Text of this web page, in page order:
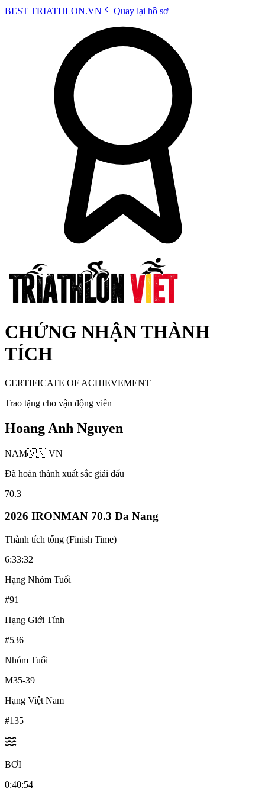
BEST TRIATHLON.VN Quay lại hồ sơ
CHỨNG NHẬN THÀNH
TÍCH
CERTIFICATE OF ACHIEVEMENT
Trao tặng cho vận động viên
Hoang Anh Nguyen
NAM🇻🇳 VN
Đã hoàn thành xuất sắc giải đấu
70.3
2026 IRONMAN 70.3 Da Nang
Thành tích tổng (Finish Time)
6:33:32
Hạng Nhóm Tuổi
#91
Hạng Giới Tính
#536
Nhóm Tuổi
M35-39
Hạng Việt Nam
#135
BƠI
0:40:54